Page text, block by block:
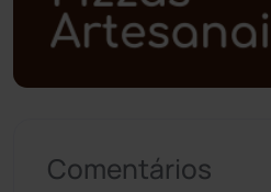
Política
Presidente Jânio Qu...
Comentários